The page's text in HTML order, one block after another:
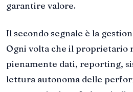
garantire valore.
Il secondo segnale è la
Ogni volta che il proprietario
pienamente dati, reporting,
lettura autonoma delle